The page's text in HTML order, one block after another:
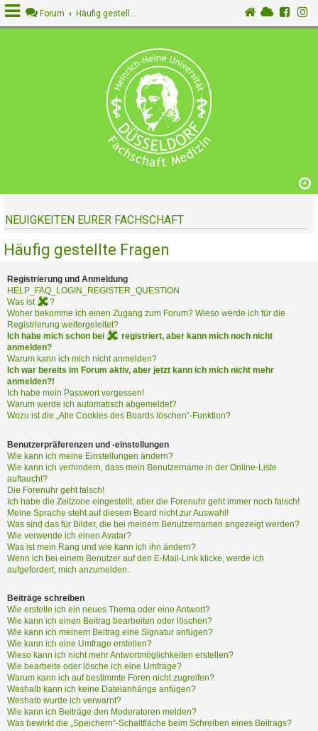
R
g
s
t
r
i
e
r
e
n
P
O
B
L
E
M
E
B
E
I
M
L
G
I
N
?
H
i
l
f
Forum Häufig gestellte Fragen
NEUIGKEITEN EURER FACHSCHAFT
Häufig gestellte Fragen
Registrierung und Anmeldung
HELP_FAQ_LOGIN_REGISTER_QUESTION
Was ist
?
Woher bekomme ich einen Zugang zum Forum? Wieso werde ich für die
Registrierung weitergeleitet?
Ich habe mich schon bei
registriert, aber kann mich noch nicht
anmelden?
Warum kann ich mich nicht anmelden?
Ich war bereits im Forum aktiv, aber jetzt kann ich mich nicht mehr
anmelden?!
Ich habe mein Passwort vergessen!
Warum werde ich automatisch abgemeldet?
Wozu ist die „Alle Cookies des Boards löschen“-Funktion?
Benutzerpräferenzen und -einstellungen
Wie kann ich meine Einstellungen ändern?
Wie kann ich verhindern, dass mein Benutzername in der Online-Liste
auftaucht?
Die Forenuhr geht falsch!
Ich habe die Zeitzone eingestellt, aber die Forenuhr geht immer noch falsch!
Meine Sprache steht auf diesem Board nicht zur Auswahl!
Was sind das für Bilder, die bei meinem Benutzernamen angezeigt werden?
Wie verwende ich einen Avatar?
Was ist mein Rang und wie kann ich ihn ändern?
Wenn ich bei einem Benutzer auf den E-Mail-Link klicke, werde ich
aufgefordert, mich anzumelden.
Beiträge schreiben
Wie erstelle ich ein neues Thema oder eine Antwort?
Wie kann ich einen Beitrag bearbeiten oder löschen?
Wie kann ich meinem Beitrag eine Signatur anfügen?
Wie kann ich eine Umfrage erstellen?
Wieso kann ich nicht mehr Antwortmöglichkeiten erstellen?
Wie bearbeite oder lösche ich eine Umfrage?
Warum kann ich auf bestimmte Foren nicht zugreifen?
Weshalb kann ich keine Dateianhänge anfügen?
Weshalb wurde ich verwarnt?
Wie kann ich Beiträge den Moderatoren melden?
Was bewirkt die „Speichern“-Schaltfläche beim Schreiben eines Beitrags?